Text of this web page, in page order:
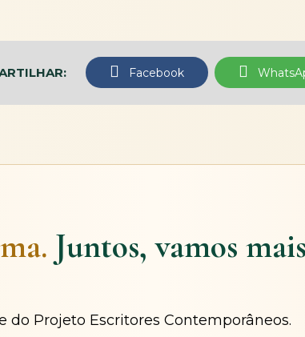
Facebook
Juntos, vamos mais
do Projeto Escritores Contemporâneos.